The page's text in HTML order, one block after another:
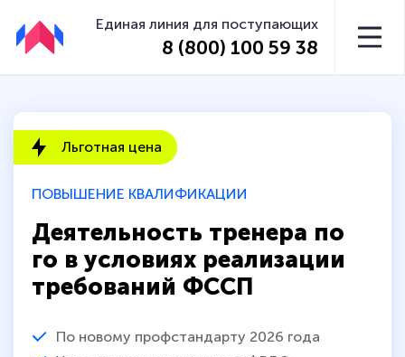
Единая линия для поступающих
8 (800) 100 59 38
ПОВЫШЕНИЕ КВАЛИФИКАЦИИ
Деятельность тренера по
го в условиях реализации
требований ФССП
По новому профстандарту 2026 года
Льготная цена